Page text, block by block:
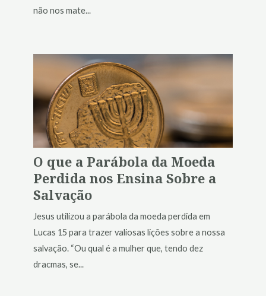
não nos mate...
O que a Parábola da Moeda
Perdida nos Ensina Sobre a
Salvação
Jesus utilizou a parábola da moeda perdida em
Lucas 15 para trazer valiosas lições sobre a nossa
salvação. “Ou qual é a mulher que, tendo dez
dracmas, se...